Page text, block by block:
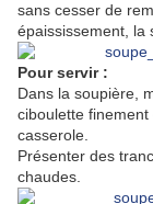
sans cesser de
épaississement, la
Pour servir :
Dans la soupière,
ciboulette
casserole.
Présenter des
chaudes.